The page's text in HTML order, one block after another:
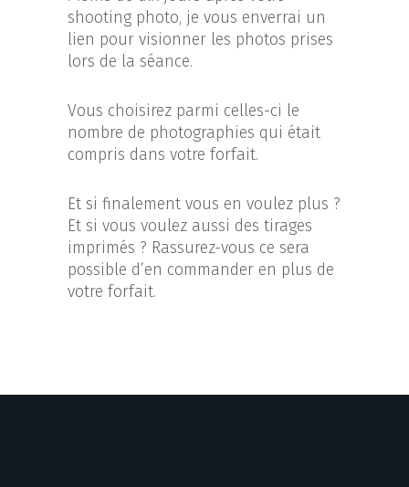
shooting photo, je vous enverrai un
lien pour visionner les photos prises
lors de la séance.
Vous choisirez parmi celles-ci le
nombre de photographies qui était
compris dans votre forfait.
Et si finalement vous en voulez plus ?
Et si vous voulez aussi des tirages
imprimés ? Rassurez-vous ce sera
possible d’en commander en plus de
votre forfait.